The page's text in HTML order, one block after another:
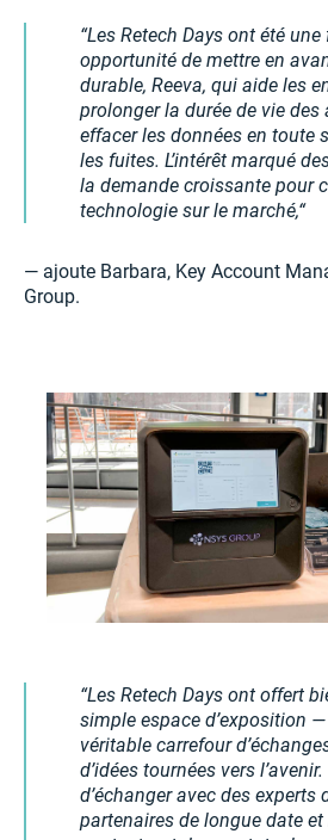
Les Retech Days ont été
opportunité de mettre en
durable, Reeva, qui aide les
prolonger la durée de vie des
effacer les données en toute
les fuites. L’intérêt marqué
la demande croissante pour
technologie sur le marché,
— ajoute Barbara, Key Account
Group.
Les Retech Days ont offert
simple espace d’exposition —
véritable carrefour
d’idées tournées vers
d’échanger avec des experts
partenaires de longue date